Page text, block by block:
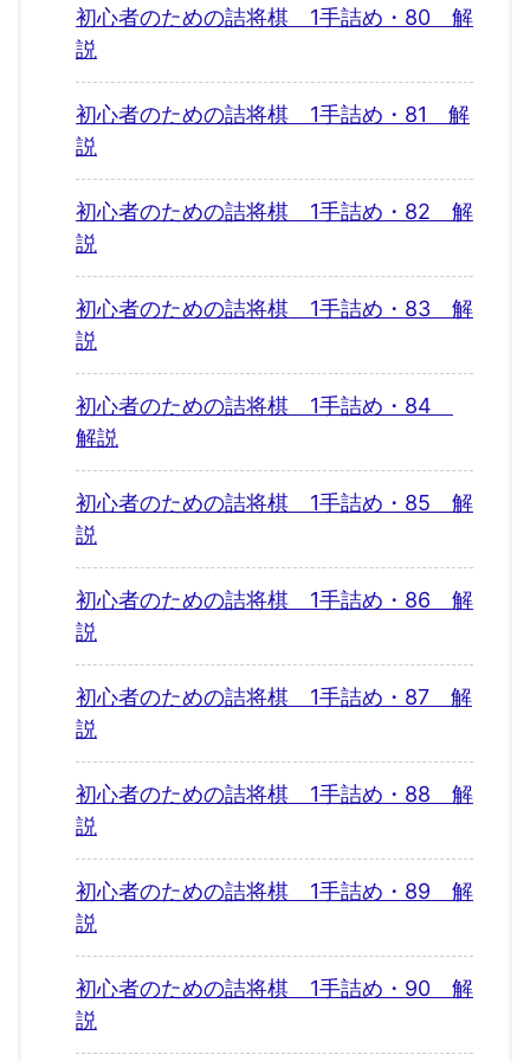
初心者のための詰将棋 1手詰め・80 解
説
初心者のための詰将棋 1手詰め・81 解
説
初心者のための詰将棋 1手詰め・82 解
説
初心者のための詰将棋 1手詰め・83 解
説
初心者のための詰将棋 1手詰め・84
解説
初心者のための詰将棋 1手詰め・85 解
説
初心者のための詰将棋 1手詰め・86 解
説
初心者のための詰将棋 1手詰め・87 解
説
初心者のための詰将棋 1手詰め・88 解
説
初心者のための詰将棋 1手詰め・89 解
説
初心者のための詰将棋 1手詰め・90 解
説